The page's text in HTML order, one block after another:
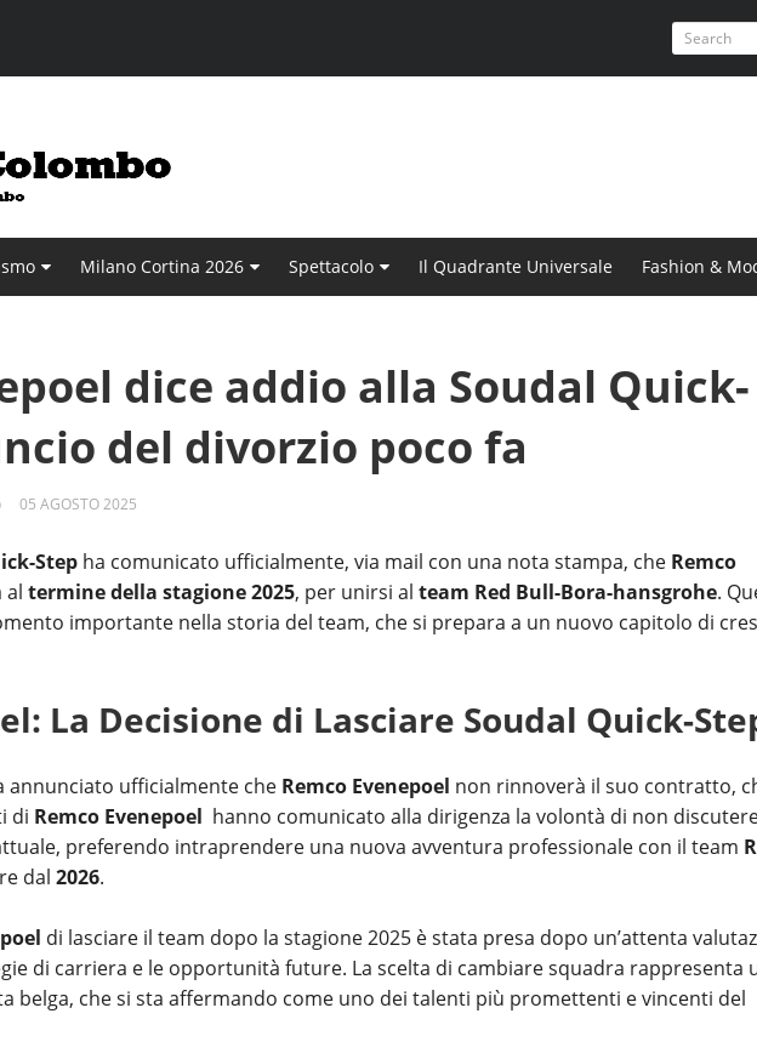
Milano Cortina 2026 Spettacolo Il Quadrante Universale Fashion &
dice addio alla Soudal Quick-
del divorzio poco fa
05 AGOSTO2025
Step ha comunicato ufficialmente, via mail con una nota stampa, che Remco
al termine della stagione 2025, per unirsi al team Red Bull-Bora-hansgrohe.
importante nella storia del team, che si prepara a un nuovo capitolo di
La Decisione di Lasciare Soudal Quick-
annunciato ufficialmente che Remco Evenepoel non rinnoverà il suo contratto,
di Remco Evenepoel hanno comunicato alla dirigenza la volontà di non
preferendo intraprendere una nuova avventura professionale con il team
dal 2026.
di lasciare il team dopo la stagione 2025 è stata presa dopo un’attenta
di carriera e le opportunità future. La scelta di cambiare squadra rappresenta
belga, che si sta affermando come uno dei talenti più promettenti e vincenti del